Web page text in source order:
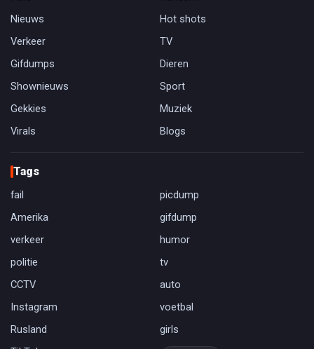
Nieuws
Hot shots
Verkeer
TV
Gifdumps
Dieren
Shownieuws
Sport
Gekkies
Muziek
Virals
Blogs
Tags
fail
picdump
Amerika
gifdump
verkeer
humor
politie
tv
CCTV
auto
Instagram
voetbal
Rusland
girls